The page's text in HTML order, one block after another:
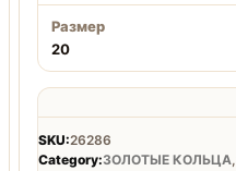
Размер
20
SKU:26286
Category:ЗОЛОТЫЕ КОЛЬЦА,